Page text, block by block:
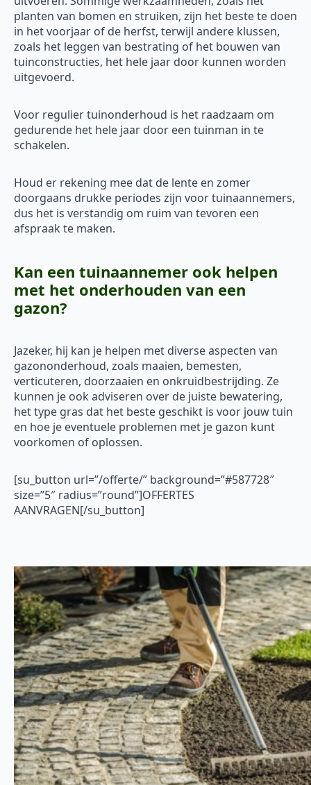
planten van bomen en struiken, zijn het beste te doen
in het voorjaar of de herfst, terwijl andere klussen,
zoals het leggen van bestrating of het bouwen van
tuinconstructies, het hele jaar door kunnen worden
uitgevoerd.
Voor regulier tuinonderhoud is het raadzaam om
gedurende het hele jaar door een tuinman in te
schakelen.
Houd er rekening mee dat de lente en zomer
doorgaans drukke periodes zijn voor tuinaannemers,
dus het is verstandig om ruim van tevoren een
afspraak te maken.
Kan een tuinaannemer ook helpen
met het onderhouden van een
gazon?
Jazeker, hij kan je helpen met diverse aspecten van
gazononderhoud, zoals maaien, bemesten,
verticuteren, doorzaaien en onkruidbestrijding. Ze
kunnen je ook adviseren over de juiste bewatering,
het type gras dat het beste geschikt is voor jouw tuin
en hoe je eventuele problemen met je gazon kunt
voorkomen of oplossen.
[su_button url=”/offerte/” background=”#587728″
size=”5″ radius=”round”]OFFERTES
AANVRAGEN[/su_button]